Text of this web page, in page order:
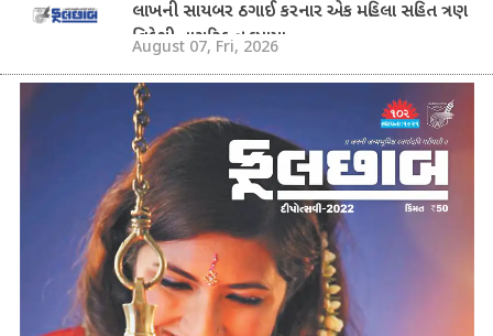
લાખની સાયબર ઠગાઈ કરનાર એક મહિલા સહિત ત્રણ
વિદેશી નાગરિક ઝડપાયા
August 07, Fri, 2026